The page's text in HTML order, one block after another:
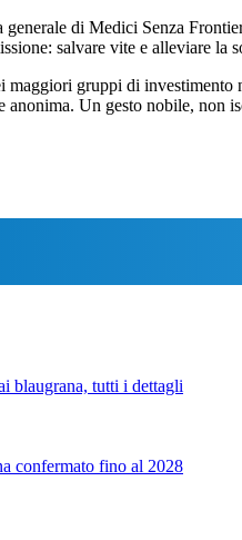
generale di Medici Senza
salvare vite e alleviare
gruppi di
anonima. Un gesto nobile,
blaugrana, tutti i dettagli
confermato fino al 2028